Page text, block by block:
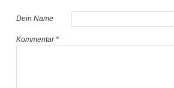
Dein Name
Kommentar*